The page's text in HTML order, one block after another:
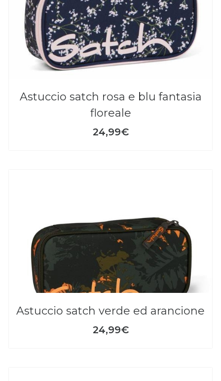
astuccio satch rosa e blu fantasia
floreale
24,99€
astuccio satch verde ed arancione
24,99€